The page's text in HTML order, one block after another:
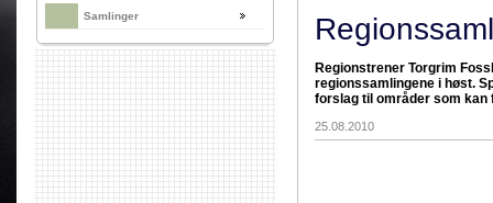
Samlinger
Regionstrener Torgrim
regionssamlingene i høst.
forslag til områder som kan
25.08.2010